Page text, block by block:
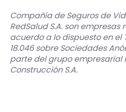
Compañía de Seguros de
RedSalud S.A. son
acuerdo a lo dispuesto en el
18.046 sobre Sociedades
parte del grupo empresarial
Construcción S.A.